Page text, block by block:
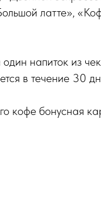
латте»,
напиток из
в течение 30
кофе бонусная